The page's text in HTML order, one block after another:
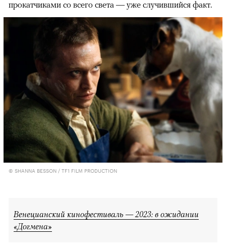
прокатчиками со всего света — уже случившийся факт.
© SHANNA BESSON / TF1 FILM PRODUCTION
Венецианский кинофестиваль — 2023: в ожидании
«Догмена»